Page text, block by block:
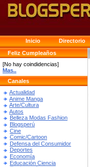
Inicio Directorio
Feliz Cumpleaños
[No hay coindidencias]
Mas..
Canales
Actualidad
Anime Manga
Arte/Cultura
Autos
Belleza Modas Fashion
Blogsperú
Cine
Comic/Cartoon
Defensa del Consumidor
Deportes
Economía
Educación Ciencia